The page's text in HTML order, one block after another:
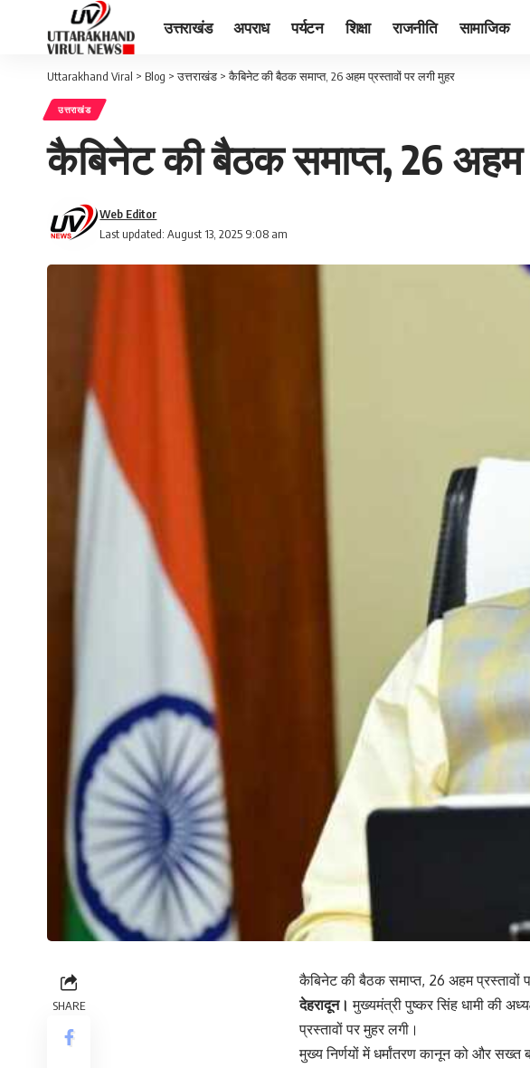
उत्तराखंड अपराध पर्यटन शिक्षा राजनीति सामाजिक
Uttarakhand Viral > Blog >उत्तराखंड >कैबिनेट की बैठक समाप्त, 26 अहम प्रस्तावों पर लगी मुहर
उत्तराखंड
कैबिनेट की बैठक समाप्त, 26 अहम
Last updated: August 13, 2025 9:08 am
Web Editor
SHARE
कैबिनेट की बैठक समाप्त, 26 अहम प्रस्तावों
देहरादून। मुख्यमंत्री पुष्कर सिंह धामी की
प्रस्तावों पर मुहर लगी।
मुख्य निर्णयों में धर्मांतरण कानून को और सख्त